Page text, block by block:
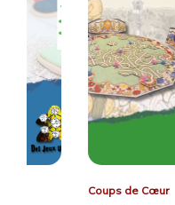
Coups de Cœur